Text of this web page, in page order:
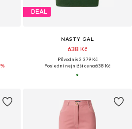
DEAL
NASTY GAL
638 Kč
Původně: 2 379 Kč
Poslední nejnižší cena:638 Kč